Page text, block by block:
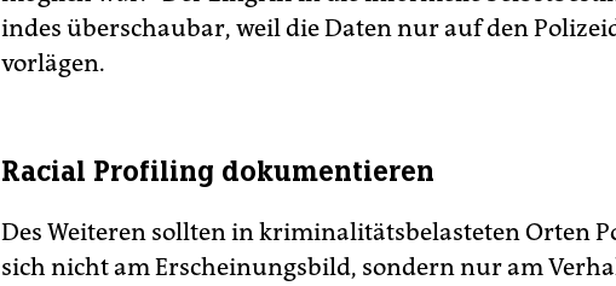
indes überschaubar, weil die Daten nur auf den
vorlägen.
Racial Profiling dokumentieren
Des Weiteren sollten in kriminalitätsbelasteten Orten
sich nicht am Erscheinungsbild, sondern nur am